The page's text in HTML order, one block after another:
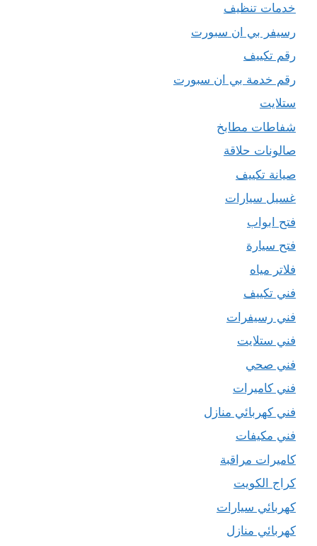
خدمات تنظيف
رسيفر بي ان سبورت
رقم تكييف
رقم خدمة بي ان سبورت
ستلايت
شفاطات مطابخ
صالونات حلاقة
صيانة تكييف
غسيل سيارات
فتح ابواب
فتح سيارة
فلاتر مياه
فني تكييف
فني رسيفرات
فني ستلايت
فني صحي
فني كاميرات
فني كهربائي منازل
فني مكيفات
كاميرات مراقبة
كراج الكويت
كهربائي سيارات
كهربائي منازل